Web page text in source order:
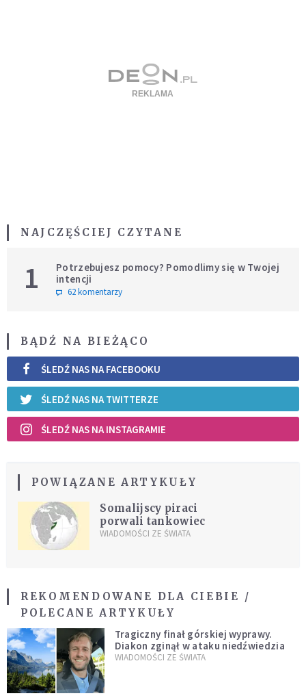
NAJCZĘŚCIEJ CZYTANE
1
Potrzebujesz pomocy? Pomodlimy się w Twojej
intencji
62 komentarzy
BĄDŹ NA BIEŻĄCO
ŚLEDŹ NAS NA FACEBOOKU
ŚLEDŹ NAS NA TWITTERZE
ŚLEDŹ NAS NA INSTAGRAMIE
POWIĄZANE ARTYKUŁY
Somalijscy piraci
porwali tankowiec
WIADOMOŚCI ZE ŚWIATA
REKOMENDOWANE DLA CIEBIE /
POLECANE ARTYKUŁY
Tragiczny finał górskiej wyprawy.
Diakon zginął w ataku niedźwiedzia
WIADOMOŚCI ZE ŚWIATA